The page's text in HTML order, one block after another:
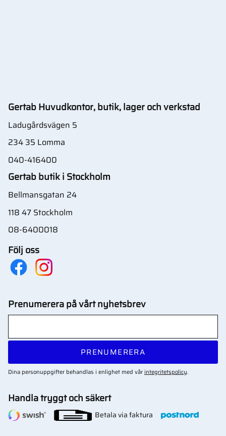
Gertab Huvudkontor, butik, lager och verkstad
Ladugårdsvägen 5
234 35 Lomma
040-416400
Gertab butik i Stockholm
Bellmansgatan 24
118 47 Stockholm
08-6400018
Följ oss
Prenumerera på vårt nyhetsbrev
PRENUMERERA
Dina personuppgifter behandlas i enlighet med vår integritetspolicy.
Handla tryggt och säkert
Betala via faktura